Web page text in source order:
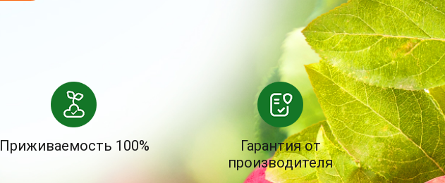
Приживаемость 100%
Гарантия от
производителя